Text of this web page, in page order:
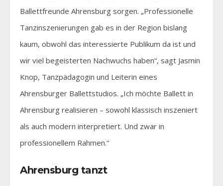
Ballettfreunde Ahrensburg sorgen. „Professionelle
Tanzinszenierungen gab es in der Region bislang
kaum, obwohl das interessierte Publikum da ist und
wir viel begeisterten Nachwuchs haben“, sagt Jasmin
Knop, Tanzpädagogin und Leiterin eines
Ahrensburger Ballettstudios. „Ich möchte Ballett in
Ahrensburg realisieren – sowohl klassisch inszeniert
als auch modern interpretiert. Und zwar in
professionellem Rahmen.“
Ahrensburg tanzt